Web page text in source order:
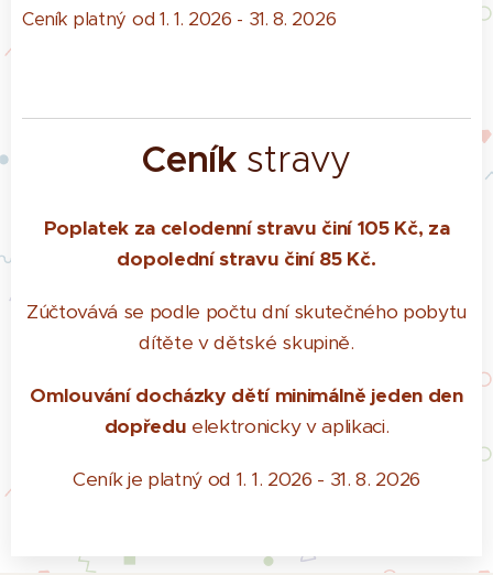
Ceník platný od 1. 1. 2026 - 31. 8. 2026
Ceníkstravy
Poplatek za celodenní stravu činí 105 Kč, za
dopolední stravu činí 85 Kč.
Zúčtovává se podle počtu dní skutečného pobytu
dítěte v dětské skupině.
Omlouvání docházky dětí minimálně jeden den
dopředu elektronicky v aplikaci.
Ceník je platný od 1. 1. 2026 - 31. 8. 2026